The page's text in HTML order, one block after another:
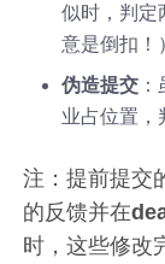
似时，判定
意是倒扣！
伪造提交
业占位置，
注：提前提交
的反馈并在
时，这些修改